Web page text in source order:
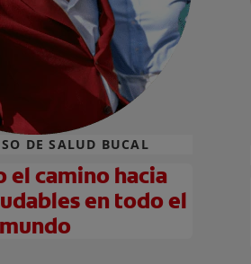
DE SALUD BUCAL
el camino hacia
en todo el
mundo